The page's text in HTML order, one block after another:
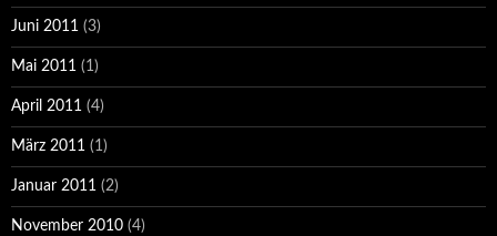
Juni 2011 (3)
Mai 2011 (1)
April 2011 (4)
März 2011 (1)
Januar 2011 (2)
November 2010 (4)